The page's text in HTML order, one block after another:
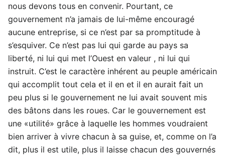
nous devons tous en convenir. Pourtant, ce
gouvernement n’a jamais de lui-même encouragé
aucune entreprise, si ce n’est par sa promptitude à
s’esquiver. Ce n’est pas lui qui garde au pays sa
liberté, ni lui qui met l’Ouest en valeur , ni lui qui
instruit. C’est le caractère inhérent au peuple américain
qui accomplit tout cela et il en et il en aurait fait un
peu plus si le gouvernement ne lui avait souvent mis
des bâtons dans les roues. Car le gouvernement est
une «utilité» grâce à laquelle les hommes voudraient
bien arriver à vivre chacun à sa guise, et, comme on l’a
dit, plus il est utile, plus il laisse chacun des gouvernés